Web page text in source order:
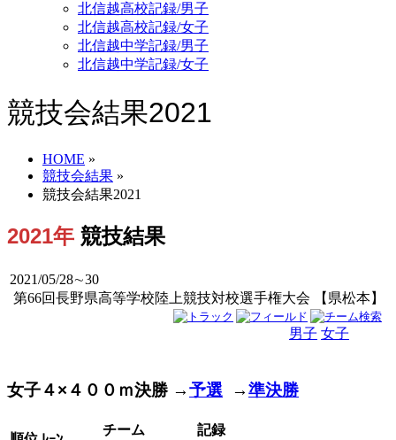
北信越高校記録/男子
北信越高校記録/女子
北信越中学記録/男子
北信越中学記録/女子
競技会結果2021
HOME »
競技会結果 »
競技会結果2021
2021年 競技結果
2021/05/28∼30
第66回長野県高等学校陸上競技対校選手権大会 【県松本】
男子 女子
女子４×４００ｍ決勝 →予選 →準決勝
チーム 記録